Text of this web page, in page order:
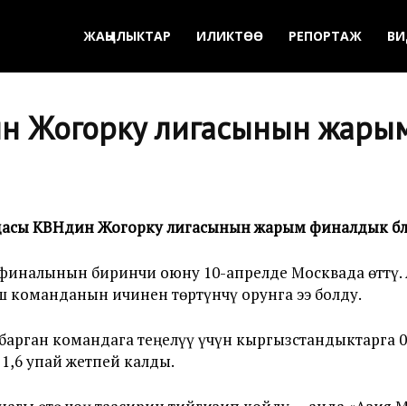
ЖАҢЫЛЫКТАР ИЛИКТӨӨ РЕПОРТАЖ
Жогорку лигасынын жарым
КВНдин Жогорку лигасынын жарым финалдык
биринчи оюну 10-апрелде Москвада өттү.
ичинен төртүнчү орунга ээ болду.
командага теңелүү үчүн
упай жетпей калды.